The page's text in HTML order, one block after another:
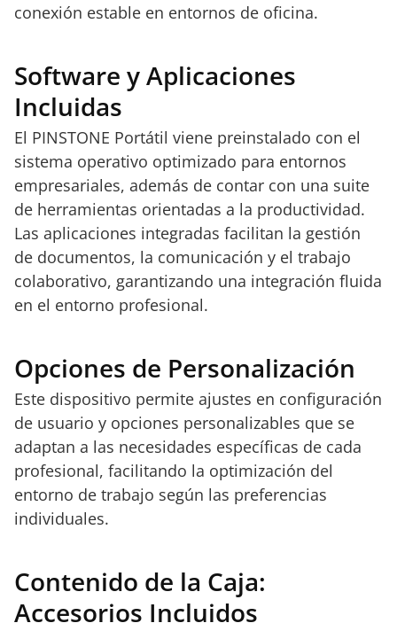
conexión estable en entornos de oficina.
Software y Aplicaciones
Incluidas
El PINSTONE Portátil viene preinstalado con el
sistema operativo optimizado para entornos
empresariales, además de contar con una suite
de herramientas orientadas a la productividad.
Las aplicaciones integradas facilitan la gestión
de documentos, la comunicación y el trabajo
colaborativo, garantizando una integración fluida
en el entorno profesional.
Opciones de Personalización
Este dispositivo permite ajustes en configuración
de usuario y opciones personalizables que se
adaptan a las necesidades específicas de cada
profesional, facilitando la optimización del
entorno de trabajo según las preferencias
individuales.
Contenido de la Caja:
Accesorios Incluidos